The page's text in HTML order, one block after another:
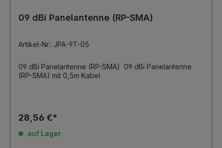
09 dBi Panelantenne (RP-SMA)
Artikel-Nr.: JPA-9T-05
09 dBi Panelantenne (RP-SMA) 09 dBi Panelantenne
28,56 €*
auf Lager